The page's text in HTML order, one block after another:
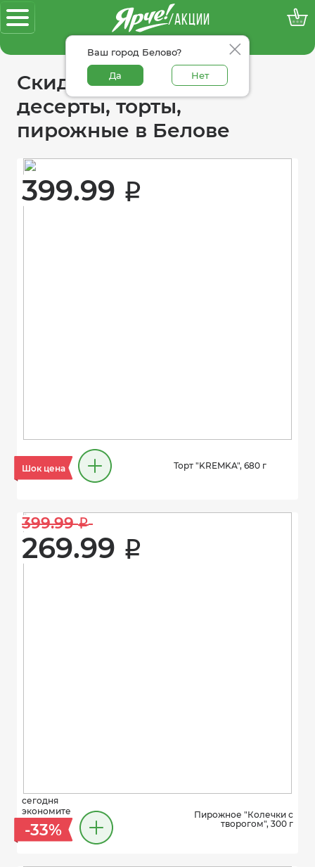
/АКЦИИ
Ваш город Белово?
Да Нет
100% достоверные акции
Скидки в категории
десерты, торты,
пирожные в Белове
399.99 i
Шок цена Торт "KREMKA", 680 г
399.99 i
269.99 i
сегодня
экономите
-33%
Пирожное "Колечки с
творогом", 300 г